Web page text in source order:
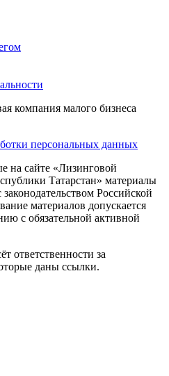
компания малого бизнеса
персональных данных
на сайте «Лизинговой
Татарстан» материалы
Российской
материалов допускается
с обязательной активной
ответственности за
даны ссылки.